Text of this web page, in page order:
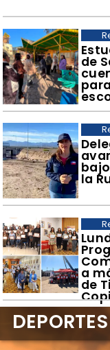
de
la
a
de
DEPORTES